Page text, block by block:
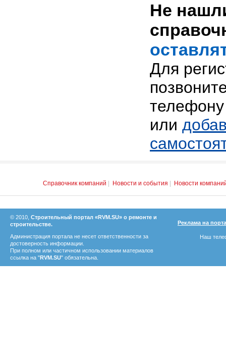
Не
Для
или
Справочник компаний Новости и события Новости
© 2010, Строительный портал «RVM.SU» о ремонте и
строительстве.
Администрация портала не несет ответственности за
достоверность информации.
При полном или частичном использовании материалов
ссылка на "RVM.SU" обязательна.
Реклама на
Наш